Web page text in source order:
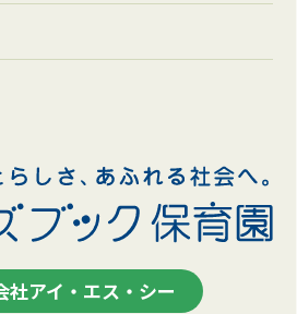
社アイ・エス・シー